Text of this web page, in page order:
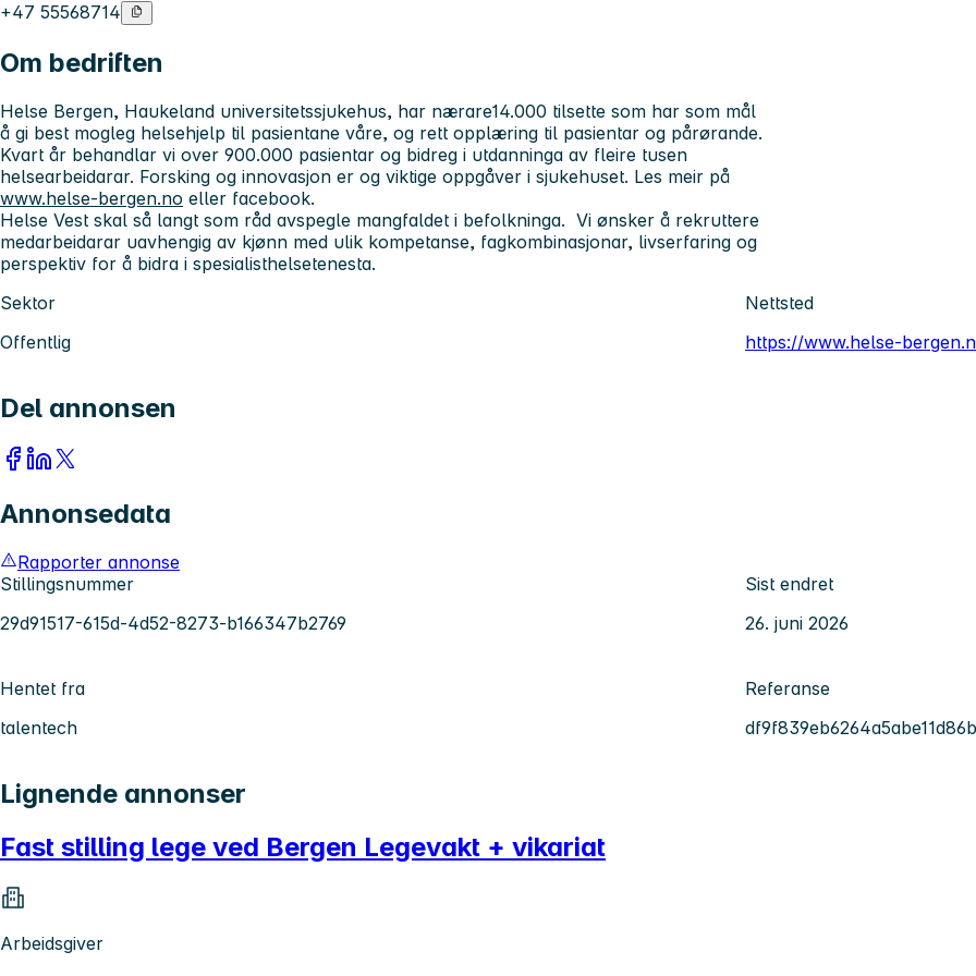
+47 55568714
Om bedriften
Helse Bergen, Haukeland universitetssjukehus, har nærare14.000 tilsette som har som mål
å gi best mogleg helsehjelp til pasientane våre, og rett opplæring til pasientar og pårørande.
Kvart år behandlar vi over 900.000 pasientar og bidreg i utdanninga av fleire tusen
helsearbeidarar. Forsking og innovasjon er og viktige oppgåver i sjukehuset. Les meir på
www.helse-bergen.no eller facebook.
Helse Vest skal så langt som råd avspegle mangfaldet i befolkninga. Vi ønsker å rekruttere
medarbeidarar uavhengig av kjønn med ulik kompetanse, fagkombinasjonar, livserfaring og
perspektiv for å bidra i spesialisthelsetenesta.
Sektor
Offentlig
Nettsted
https://www.helse-
Del annonsen
Annonsedata
Rapporter annonse
Stillingsnummer
29d91517-615d-4d52-8273-b166347b2769
Sist endret
26. juni 2026
Hentet fra
talentech
Referanse
Lignende annonser
Fast stilling lege ved Bergen Legevakt + vikariat
Arbeidsgiver